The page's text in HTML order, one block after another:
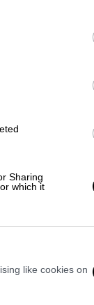
Sharing
which it
like cookies on
θα
τέτοιου
της
είναι
στον